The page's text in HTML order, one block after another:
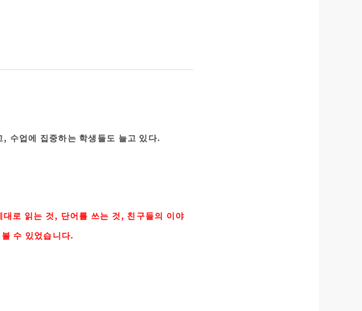
수업에 집중하는 학생들도 늘고 있다.
대로 읽는 것, 단어를 쓰는 것, 친구들의 이야
수 있었습니다.